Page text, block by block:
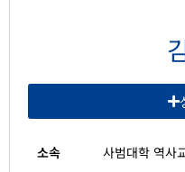
소속
사범대학 역사